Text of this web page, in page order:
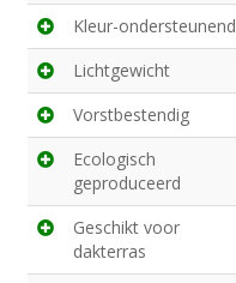
Kleur-ondersteunend
Lichtgewicht
Vorstbestendig
Ecologisch
geproduceerd
Geschikt voor
dakterras